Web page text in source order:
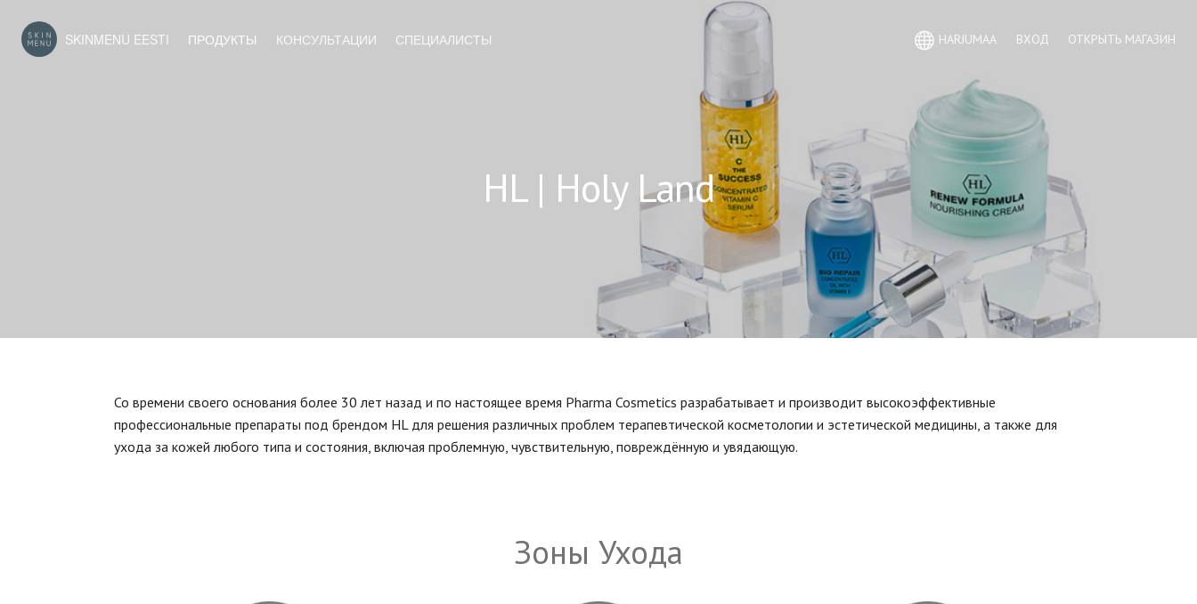
SKINMENU EESTI ПРОДУКТЫ КОНСУЛЬТАЦИИ СПЕЦИАЛИСТЫ HARJUMAA ВХОД ОТКРЫТЬ МАГАЗИН
HL | Holy Land
Со времени своего основания более 30 лет назад и по настоящее время Pharma Cosmetics разрабатывает и производит высокоэффективные
профессиональные препараты под брендом HL для решения различных проблем терапевтической косметологии и эстетической медицины, а также для
ухода за кожей любого типа и состояния, включая проблемную, чувствительную, повреждённую и увядающую.
Зоны Ухода